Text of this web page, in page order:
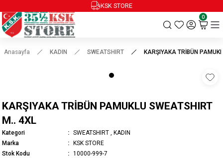
KSK STORE
0
Anasayfa KADIN SWEATSHIRT KARŞIYAKA TRİBÜN
KARŞIYAKA TRİBÜN PAMUKLU SWEATSHIRT
M.. 4XL
Kategori SWEATSHIRT
KADIN
Marka
KSK STORE
Stok Kodu
10000-999-7